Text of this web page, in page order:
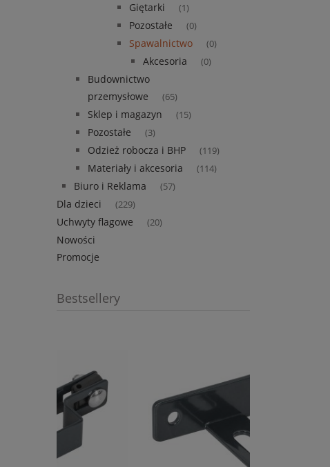
Giętarki (1)
Pozostałe (0)
Spawalnictwo (0)
Akcesoria (0)
Budownictwo
przemysłowe
(65)
Sklep i magazyn (15)
Pozostałe (3)
Odzież robocza i BHP (119)
Materiały i akcesoria (114)
Biuro i Reklama (57)
Dla dzieci (229)
Uchwyty flagowe (20)
Nowości
Promocje
Bestsellery